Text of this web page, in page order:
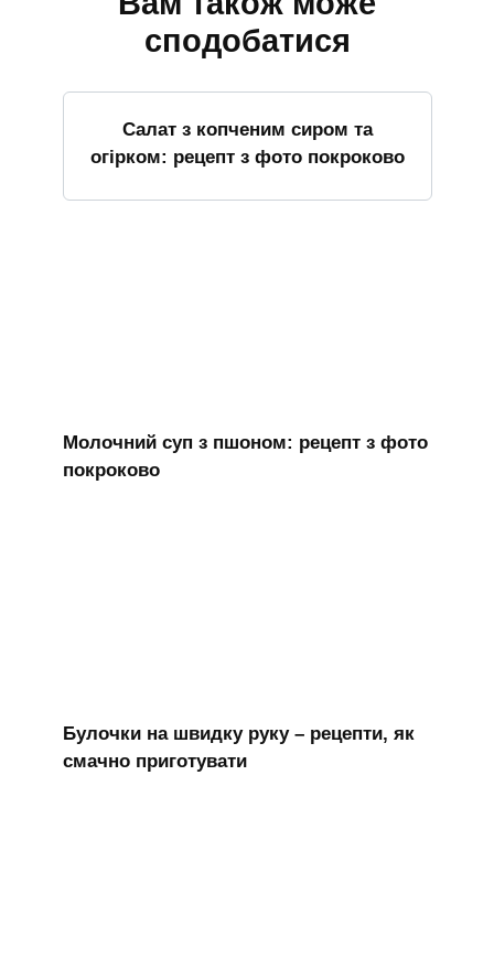
сподобатися
Салат з копченим сиром та
огірком: рецепт з фото покроково
Молочний суп з пшоном: рецепт з фото
покроково
Булочки на швидку руку – рецепти, як
смачно приготувати